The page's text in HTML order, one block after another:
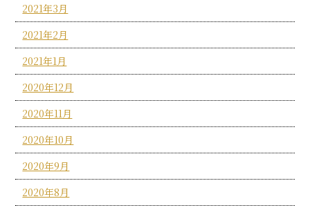
2021年3月
2021年2月
2021年1月
2020年12月
2020年11月
2020年10月
2020年9月
2020年8月